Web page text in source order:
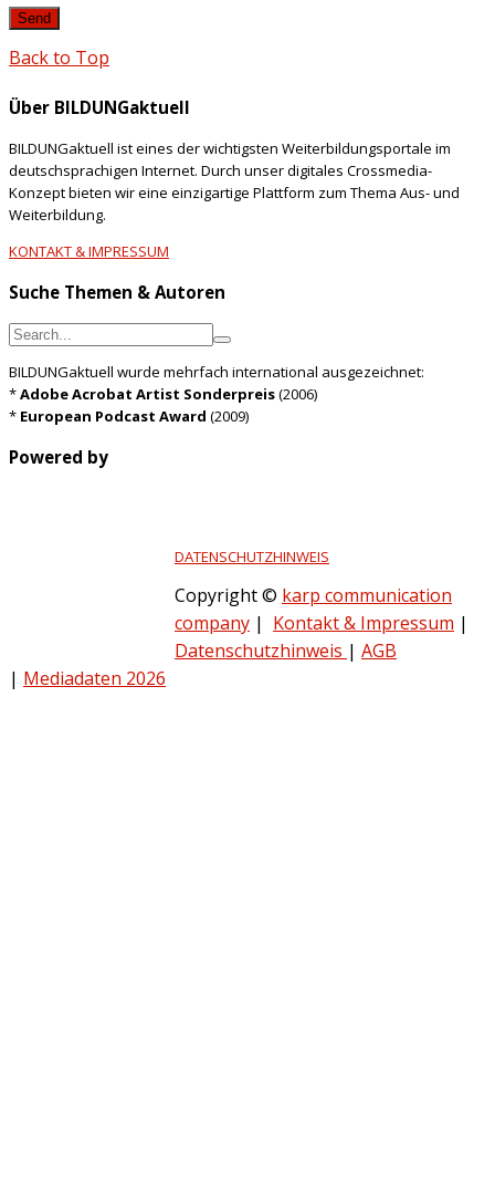
Back to Top
Über BILDUNGaktuell
BILDUNGaktuell ist eines der wichtigsten Weiterbildungsportale im
deutschsprachigen Internet. Durch unser digitales Crossmedia-
Konzept bieten wir eine einzigartige Plattform zum Thema Aus- und
Weiterbildung.
KONTAKT & IMPRESSUM
Suche Themen & Autoren
BILDUNGaktuell wurde mehrfach international ausgezeichnet:
*Adobe Acrobat Artist Sonderpreis(2006)
* European Podcast Award (2009)
Powered by
DATENSCHUTZHINWEIS
Copyright © karp communication
company | Kontakt & Impressum |
Datenschutzhinweis | AGB
| Mediadaten 2026